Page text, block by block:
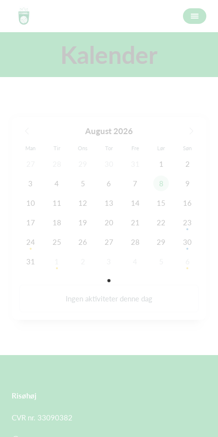
Kalender
August 2026
Man Tir Ons Tor Fre Lør Søn
1 2
3 4 5 6 7 8 9
10 11 12 13 14 15 16
17 18 19 20 21 22 23
24 25 26 27 28 29 30
31
Ingen aktiviteter denne dag
Risøhøj
CVR nr. 33090382